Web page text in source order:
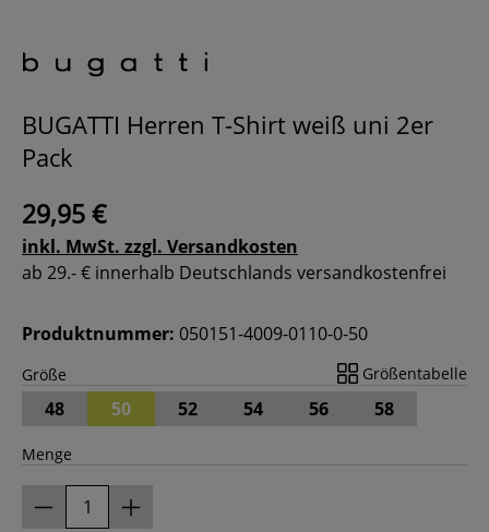
BUGATTI Herren T-Shirt weiß uni 2er
Pack
29,95 €
inkl. MwSt. zzgl. Versandkosten
ab 29.- € innerhalb Deutschlands versandkostenfrei
Produktnummer: 050151-4009-0110-0-50
Größe Größentabelle
48 50 52 54 56 58
Menge